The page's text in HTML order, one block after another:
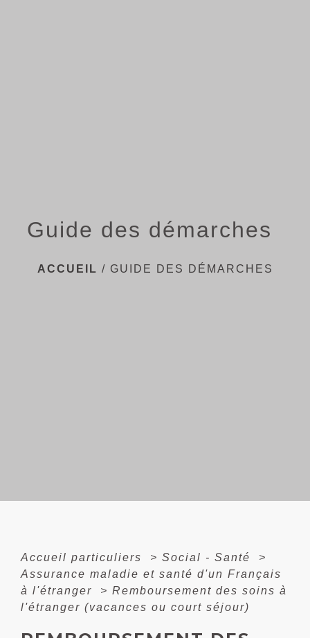
Guide des démarches
ACCUEIL / GUIDE DES DÉMARCHES
Accueil particuliers > Social - Santé
>
Assurance maladie et santé d'un Français
à l'étranger
> Remboursement des soins à
l'étranger (vacances ou court séjour)